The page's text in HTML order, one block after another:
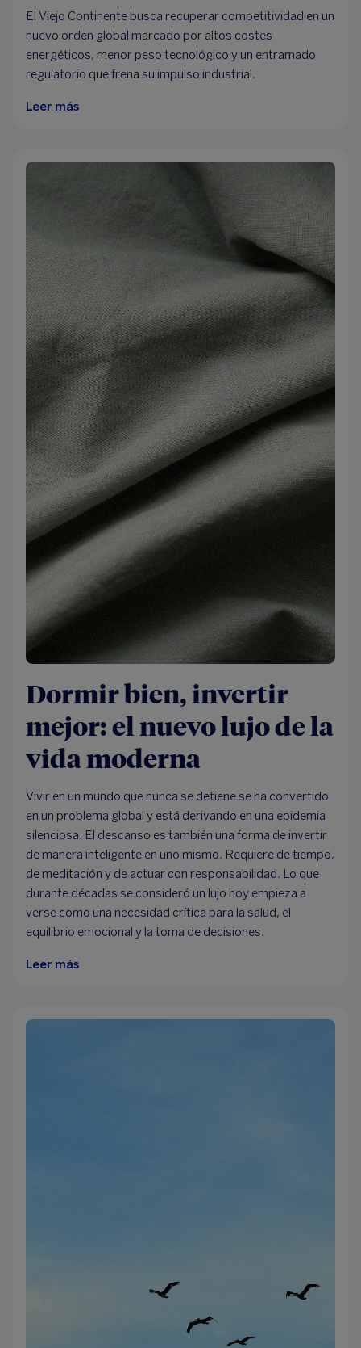
El Viejo Continente busca recuperar competitividad en un
nuevo orden global marcado por altos costes
energéticos, menor peso tecnológico y un entramado
regulatorio que frena su impulso industrial.
Leer más
Dormir bien, invertir
mejor: el nuevo lujo de la
vida moderna
Vivir en un mundo que nunca se detiene se ha convertido
en un problema global y está derivando en una epidemia
silenciosa. El descanso es también una forma de invertir
de manera inteligente en uno mismo. Requiere de tiempo,
de meditación y de actuar con responsabilidad. Lo que
durante décadas se consideró un lujo hoy empieza a
verse como una necesidad crítica para la salud, el
equilibrio emocional y la toma de decisiones.
Leer más